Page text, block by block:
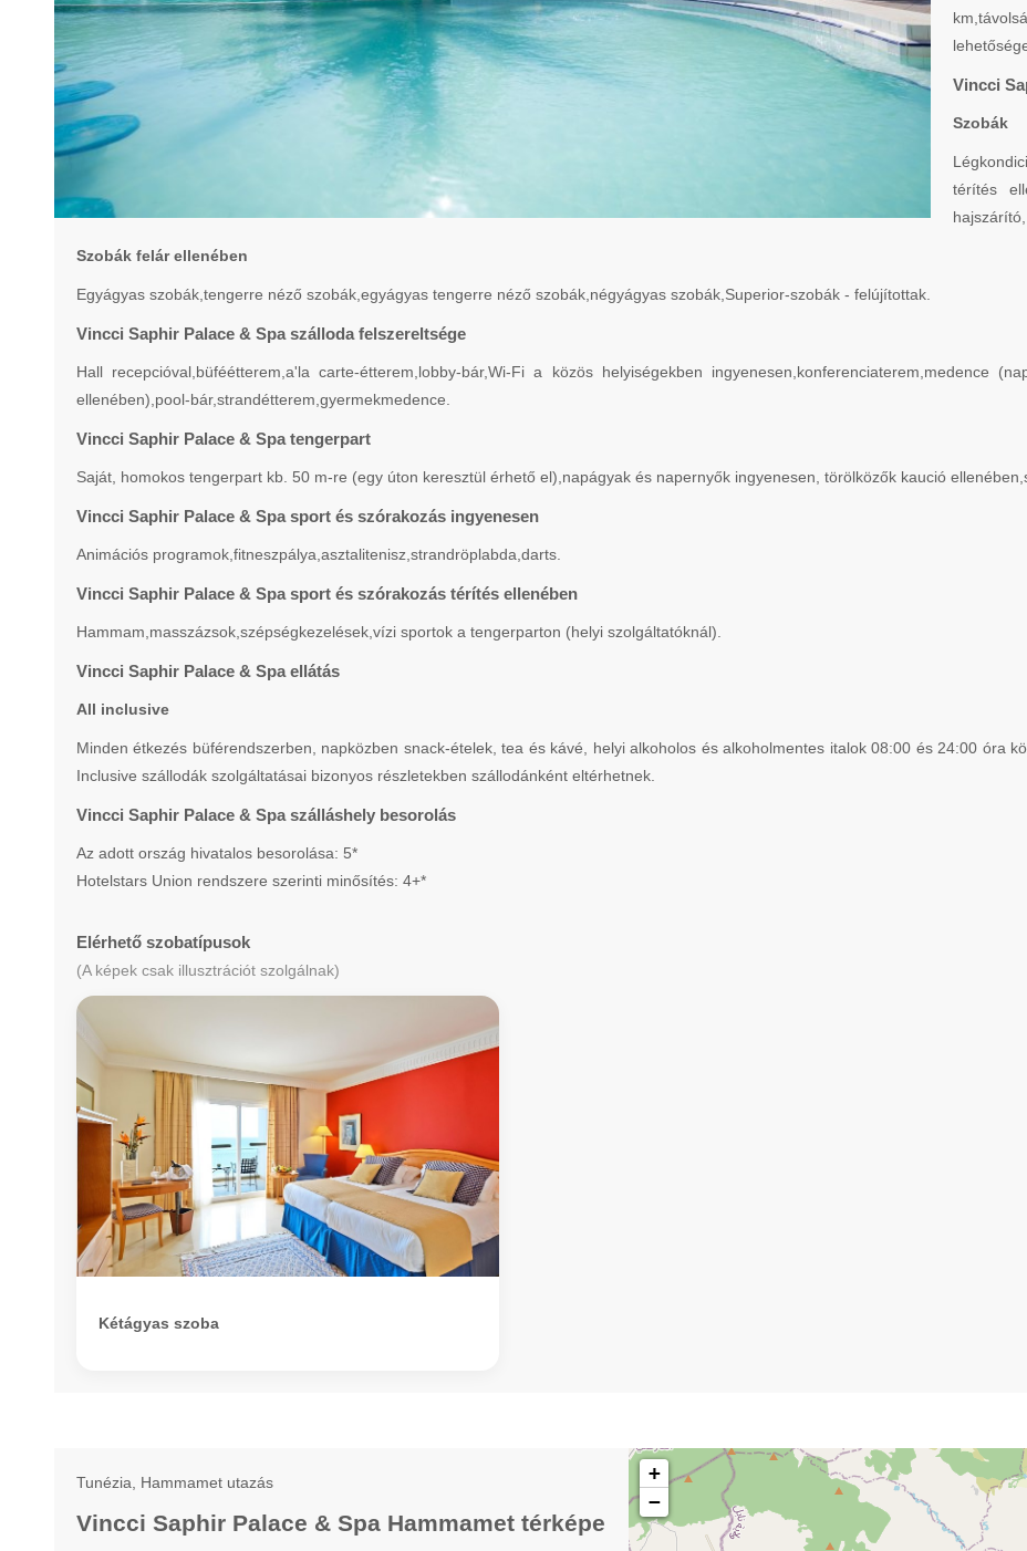
Vincci
Szobák
térítés
Szobák felár ellenében
Egyágyas szobák,tengerre néző szobák,egyágyas tengerre néző szobák,négyágyas szobák,Superior-szobák - felújítottak.
Vincci Saphir Palace & Spa szálloda felszereltsége
Hall recepcióval,büféétterem,a'la carte-étterem,lobby-bár,Wi-Fi a közös helyiségekben ingyenesen,konferenciaterem,medence
ellenében),pool-bár,strandétterem,gyermekmedence.
Vincci Saphir Palace & Spa tengerpart
Saját, homokos tengerpart kb. 50 m-re (egy úton keresztül érhető el),napágyak és napernyők ingyenesen, törölközők kaució
Vincci Saphir Palace & Spa sport és szórakozás ingyenesen
Animációs programok,fitneszpálya,asztalitenisz,strandröplabda,darts.
Vincci Saphir Palace & Spa sport és szórakozás térítés ellenében
Hammam,masszázsok,szépségkezelések,vízi sportok a tengerparton (helyi szolgáltatóknál).
Vincci Saphir Palace & Spa ellátás
All inclusive
Minden étkezés büférendszerben, napközben snack-ételek, tea és kávé, helyi alkoholos és alkoholmentes italok 08:00 és 24:00 óra
Inclusive szállodák szolgáltatásai bizonyos részletekben szállodánként eltérhetnek.
Vincci Saphir Palace & Spa szálláshely besorolás
Az adott ország hivatalos besorolása: 5*
Hotelstars Union rendszere szerinti minősítés: 4+*
Elérhető szobatípusok
(A képek csak illusztrációt szolgálnak)
Kétágyas szoba
Tunézia, Hammamet utazás
Vincci Saphir Palace & Spa Hammamet térképe
+
−